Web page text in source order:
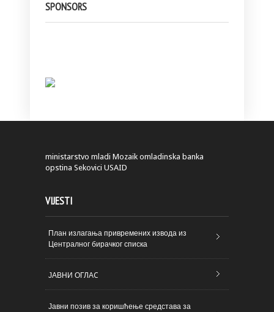
SPONSORS
ministarstvo mladi Mozaik omladinska banka
opstina Sekovici USAID
VIJESTI
План излагања привремених извода из
Централног бирачког списка
ЈАВНИ ОГЛАC
Јавни позив за коришћење средстава за